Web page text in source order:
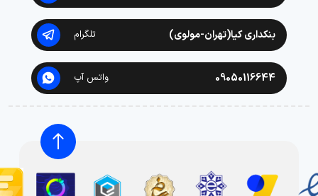
بنکداری کیا(تهران-مولوی) تلگرام
09050116644 واتس آپ